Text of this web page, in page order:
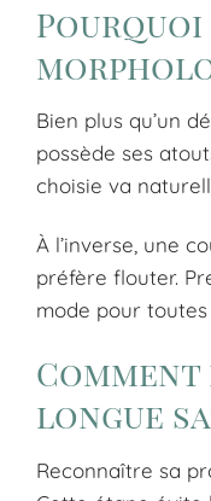
Bien plus qu’un
possède ses
choisie va
À l’inverse, une
préfère flouter.
mode pour
longue
Reconnaître sa